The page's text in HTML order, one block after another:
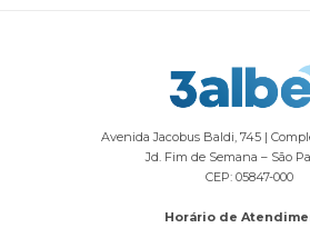
Avenida Jacobus Baldi, 745 |
Jd. Fim de Semana – São
CEP: 05847-000
Horário de